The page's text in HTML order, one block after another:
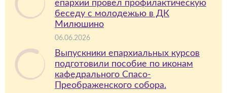
епархии провел профилактическую
беседу с молодежью в ДК
Милюшино
06.06.2026
Выпускники епархиальных курсов
подготовили пособие по иконам
кафедрального Спасо-
Преображенского собора.